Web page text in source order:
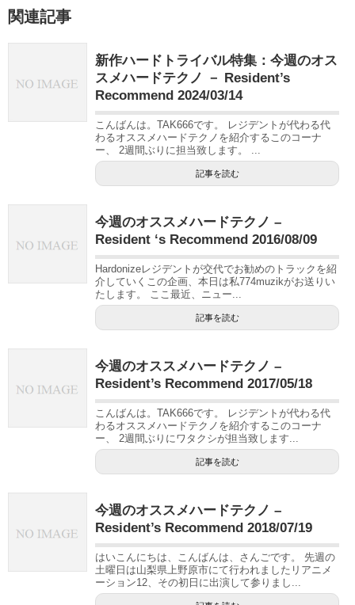
関連記事
新作ハードトライバル特集：今週のオス
スメハードテクノ － Resident’s
Recommend 2024/03/14
こんばんは。TAK666です。 レジデントが代わる代
わるオススメハードテクノを紹介するこのコーナ
ー、 2週間ぶりに担当致します。 ...
記事を読む
今週のオススメハードテクノ –
Resident ‘s Recommend 2016/08/09
Hardonizeレジデントが交代でお勧めのトラックを紹
介していくこの企画、本日は私774muzikがお送りい
たします。 ここ最近、ニュー...
記事を読む
今週のオススメハードテクノ –
Resident’s Recommend 2017/05/18
こんばんは。TAK666です。 レジデントが代わる代
わるオススメハードテクノを紹介するこのコーナ
ー、 2週間ぶりにワタクシが担当致します...
記事を読む
今週のオススメハードテクノ –
Resident’s Recommend 2018/07/19
はいこんにちは、こんばんは、さんごです。 先週の
土曜日は山梨県上野原市にて行われましたリアニメ
ーション12、その初日に出演して参りまし...